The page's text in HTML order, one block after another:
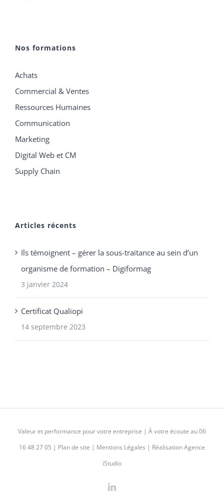
Nos formations
Achats
Commercial & Ventes
Ressources Humaines
Communication
Marketing
Digital Web et CM
Supply Chain
Articles récents
Ils témoignent – gérer la sous-traitance au sein d’un
organisme de formation – Digiformag
3 janvier 2024
Certificat Qualiopi
14 septembre 2023
Valeur et performance pour votre entreprise | À votre écoute au06
16 48 27 05 | Plan de site | Mentions Légales | Réalisation Agence
iStudio
LinkedIn